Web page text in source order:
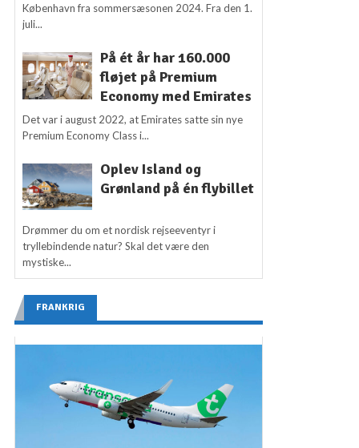
København fra sommersæsonen 2024. Fra den 1.
juli...
På ét år har 160.000
fløjet på Premium
Economy med Emirates
Det var i august 2022, at Emirates satte sin nye
Premium Economy Class i...
Oplev Island og
Grønland på én flybillet
Drømmer du om et nordisk rejseeventyr i
tryllebindende natur? Skal det være den
mystiske...
FRANKRIG